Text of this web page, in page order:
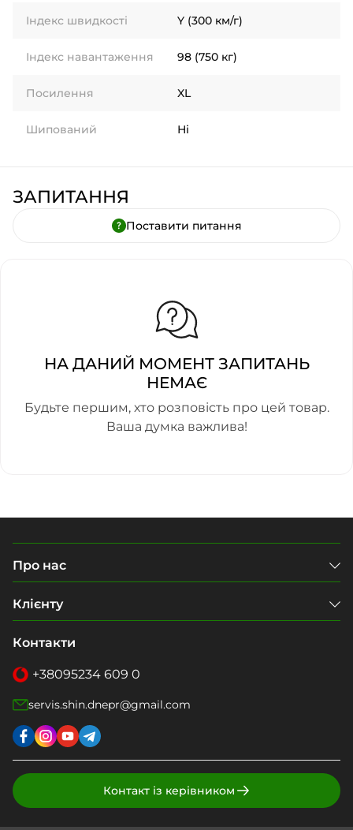
Індекс швидкості Y (300 км/г)
Індекс навантаження 98 (750 кг)
Посилення XL
Шипований Ні
ЗАПИТАННЯ
Поставити питання
НА ДАНИЙ МОМЕНТ ЗАПИТАНЬ
НЕМАЄ
Будьте першим, хто розповість про цей товар.
Ваша думка важлива!
Про нас
Клієнту
Контакти
+38095234 609 0
servis.shin.dnepr@gmail.com
Контакт із керівником